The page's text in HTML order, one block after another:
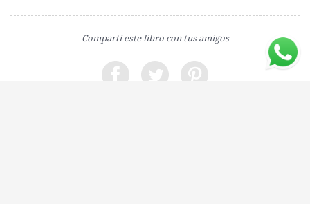
Compartí este libro con tus amigos